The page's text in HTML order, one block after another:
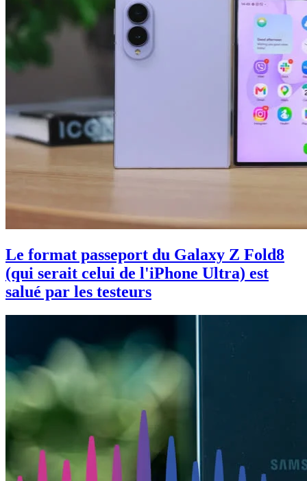
Le format passeport du Galaxy Z Fold8
(qui serait celui de l'iPhone Ultra) est
salué par les testeurs